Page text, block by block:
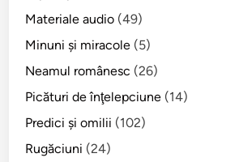
Materiale audio (49)
Minuni şi miracole (5)
Neamul românesc (26)
Picături de înţelepciune (14)
Predici şi omilii (102)
Rugăciuni (24)